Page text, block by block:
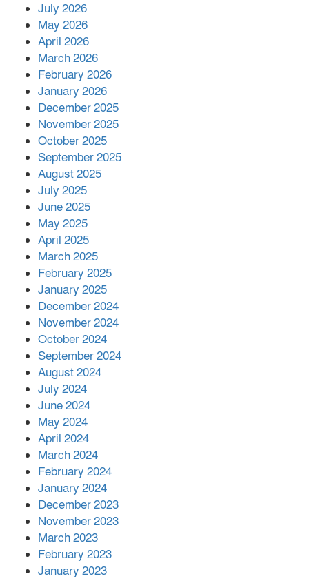
পর ফোন তারেক রহমানের,গ্যাস সঙ্কট
সহায়তা দিলেন সাচিং প্রু জেরী
July 2026
May 2026
April 2026
March 2026
February 2026
January 2026
December 2025
November 2025
October 2025
September 2025
August 2025
July 2025
June 2025
May 2025
April 2025
March 2025
February 2025
January 2025
December 2024
November 2024
October 2024
September 2024
August 2024
July 2024
June 2024
May 2024
April 2024
March 2024
February 2024
January 2024
December 2023
November 2023
March 2023
February 2023
January 2023